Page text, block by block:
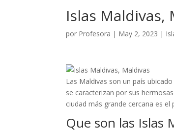
Islas Maldivas,
por Profesora | May 2, 2023 |
Las Maldivas son un país
se caracterizan por sus
ciudad más grande cercana es
Que son las Islas